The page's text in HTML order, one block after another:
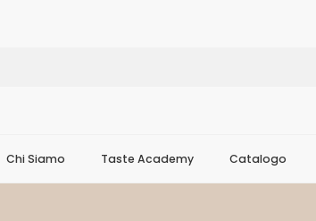
Chi Siamo Taste Academy Catalogo